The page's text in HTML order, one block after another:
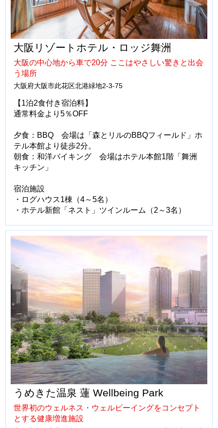
大阪リゾートホテル・ロッジ舞洲
大阪の中心地から車で20分 ここはやさしい驚きと出会
う場所
大阪府大阪市此花区北港緑地2-3-75
【1泊2食付き宿泊料】
通常料金より5％OFF
夕食：BBQ 会場は「森とリルのBBQフィールド」ホ
テル本館より徒歩2分。
朝食：和洋バイキング 会場はホテル本館1階「舞洲
キッチン」
宿泊施設
・ログハウス1棟（4～5名）
・ホテル新館「ネスト」ツインルーム（2～3名）
うめきた温泉 蓮 Wellbeing Park
世界初のウェルネス・ウェルビーイングをコンセプト
とする健康増進施設